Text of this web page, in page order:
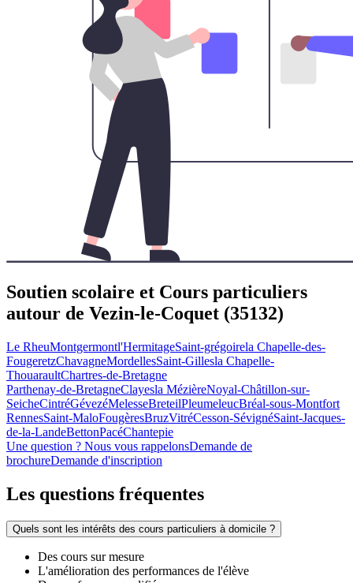
Soutien scolaire et Cours particuliers
autour de Vezin-le-Coquet (35132)
Le RheuMontgermontl'HermitageSaint-grégoirela Chapelle-des-
FougeretzChavagneMordellesSaint-Gillesla Chapelle-
ThouaraultChartres-de-Bretagne
Parthenay-de-BretagneClayesla MézièreNoyal-Châtillon-sur-
SeicheCintréGévezéMelesseBreteilPleumeleucBréal-sous-Montfort
RennesSaint-MaloFougèresBruzVitréCesson-SévignéSaint-Jacques-
de-la-LandeBettonPacéChantepie
Une question ? Nous vous rappelonsDemande de
brochureDemande d'inscription
Les questions fréquentes
Quels sont les intérêts des cours particuliers à domicile ?
Des cours sur mesure
L'amélioration des performances de l'élève